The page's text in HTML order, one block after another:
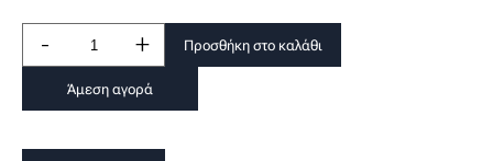
- + Προσθήκη στο καλάθι
Άμεση αγορά